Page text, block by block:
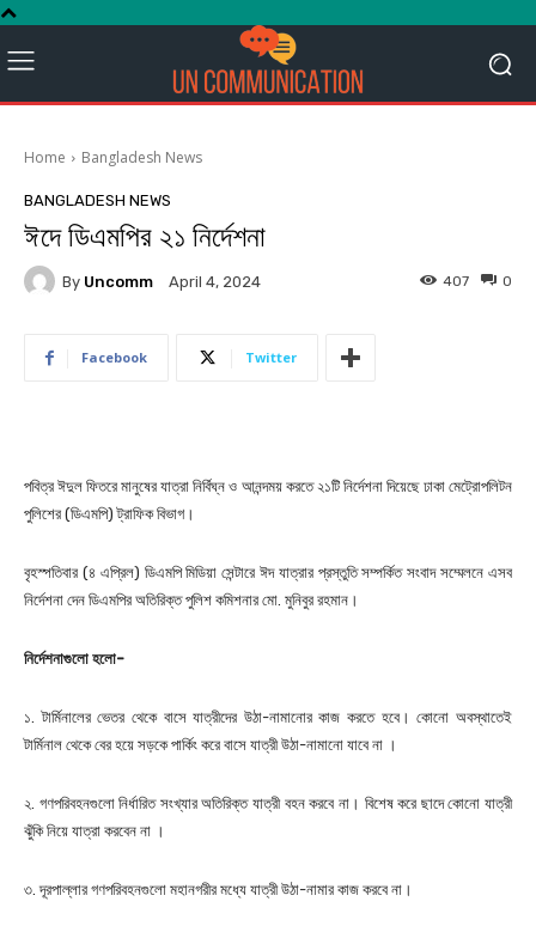
Home Bangladesh News
BANGLADESH NEWS
ঈদে ডিএমপির ২১ নির্দেশনা
By Uncomm April 4, 2024 0
407
Facebook Twitter
পবিত্র ঈদুল ফিতরে মানুষের যাত্রা নির্বিঘ্ন ও আনন্দময় করতে ২১টি নির্দেশনা দিয়েছে ঢাকা মেট্রোপলিটন
পুলিশের (ডিএমপি) ট্রাফিক বিভাগ।
বৃহস্পতিবার (৪ এপ্রিল) ডিএমপি মিডিয়া সেন্টারে ঈদ যাত্রার প্রস্তুতি সম্পর্কিত সংবাদ সম্মেলনে এসব
নির্দেশনা দেন ডিএমপির অতিরিক্ত পুলিশ কমিশনার মো. মুনিবুর রহমান।
নির্দেশনাগুলো হলো-
১. টার্মিনালের ভেতর থেকে বাসে যাত্রীদের উঠা-নামানোর কাজ করতে হবে। কোনো অবস্থাতেই
টার্মিনাল থেকে বের হয়ে সড়কে পার্কিং করে বাসে যাত্রী উঠা-নামানো যাবে না ।
২. গণপরিবহনগুলো নির্ধারিত সংখ্যার অতিরিক্ত যাত্রী বহন করবে না। বিশেষ করে ছাদে কোনো যাত্রী
ঝুঁকি নিয়ে যাত্রা করবেন না ।
৩. দূরপাল্লার গণপরিবহনগুলো মহানগরীর মধ্যে যাত্রী উঠা-নামার কাজ করবে না।